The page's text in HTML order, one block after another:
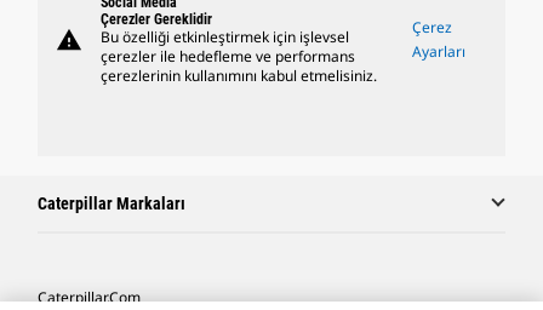
warning
Çerezler Gereklidir
Bu özelliği etkinleştirmek için işlevsel
çerezler ile hedefleme ve performans
çerezlerinin kullanımını kabul etmelisiniz.
Çerez
Ayarları
Caterpillar Markaları
Caterpillar.com